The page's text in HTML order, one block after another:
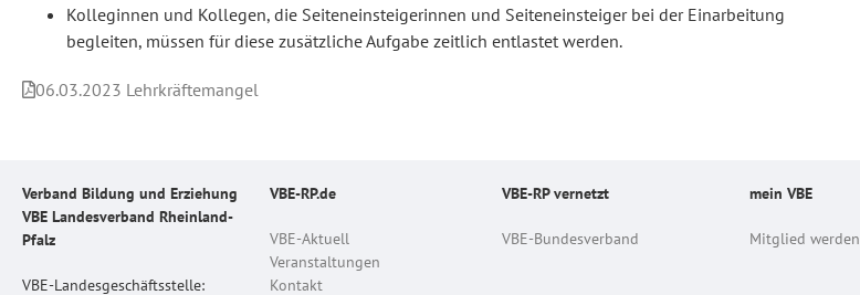
Kolleginnen und Kollegen, die Seiteneinsteigerinnen und Seiteneinsteiger bei der Einarbeitung
begleiten, müssen für diese zusätzliche Aufgabe zeitlich entlastet werden.
06.03.2023 Lehrkräftemangel
Verband Bildung und Erziehung
VBE Landesverband Rheinland-
Pfalz
VBE-Landesgeschäftsstelle:
VBE-RP.de
VBE-Aktuell
Veranstaltungen
Kontakt
VBE-RP vernetzt
VBE-Bundesverband
mein VBE
Mitglied werden